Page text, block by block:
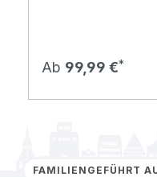
Regulärer Preis:
Ab 99,99 €
FAMILIENGEFÜHRT